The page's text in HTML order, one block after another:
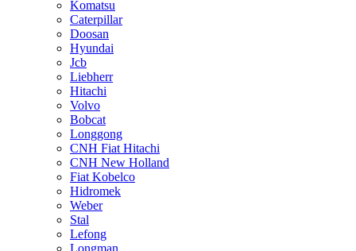
Komatsu
Caterpillar
Doosan
Hyundai
Jcb
Liebherr
Hitachi
Volvo
Bobcat
Longgong
CNH Fiat Hitachi
CNH New Holland
Fiat Kobelco
Hidromek
Weber
Stal
Lefong
Longman